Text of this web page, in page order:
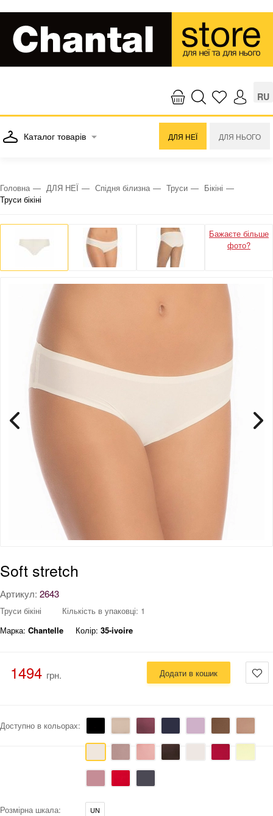
RU
Каталог товарів ДЛЯ НЕЇ ДЛЯ НЬОГО
Головна ДЛЯ НЕЇ Спідня білизна Труси
Бікіні
Труси бікіні
Бажаєте більше
фото?
Soft stretch
Артикул: 2643
Труси бікіні
Кількість в упаковці: 1
Марка: Chantelle Колір: 35-ivoire
1494 грн. Додати в кошик
Доступно в кольорах:
Розмірна шкала: UN